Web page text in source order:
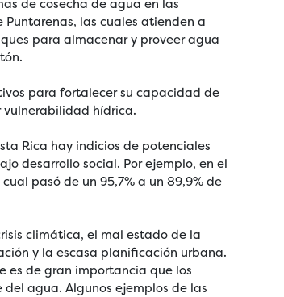
de cosecha de agua en las
Puntarenas, las cuales atienden a
para almacenar y proveer agua
para fortalecer su capacidad de
vulnerabilidad hídrica.
Rica hay indicios de potenciales
desarrollo social. Por ejemplo, en el
pasó de un 95,7% a un 89,9% de
climática, el mal estado de la
y la escasa planificación urbana.
es de gran importancia que los
agua. Algunos ejemplos de las